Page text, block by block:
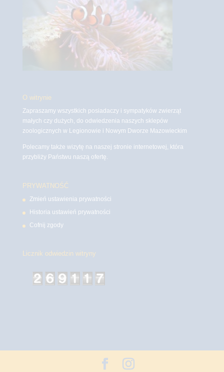
O witrynie
Zapraszamy wszystkich posiadaczy i sympatyków zwierząt
małych czy dużych, do odwiedzenia naszych sklepów
zoologicznych w Legionowie i Nowym Dworze Mazowieckim
Polecamy także wizytę na naszej stronie internetowej, która
przybliży Państwu naszą ofertę.
PRYWATNOŚĆ
Zmień ustawienia prywatności
Historia ustawień prywatności
Cofnij zgody
Licznik odwiedzin witryny